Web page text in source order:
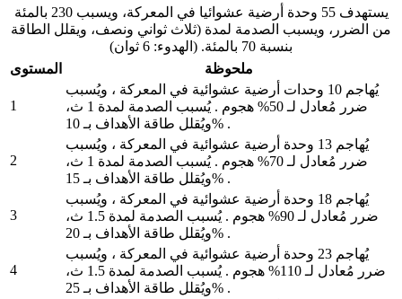
يستهدف 55 وحدة أرضية عشوائيا في المعركة، ويسبب 230 بالمئة
من الضرر، ويسبب الصدمة لمدة (ثلاث ثواني ونصف، ويقلل الطاقة
بنسبة 70 بالمئة. (الهدوء: 6 ثوان)
المستوى
ملحوظة
1
يُهاجم 10 وحدات أرضية عشوائية في المعركة ، ويُسبب
ضرر مُعادل لـ 50% هجوم . يُسبب الصدمة لمدة 1 ث،
ويُقلل طاقة الأهداف بـ 10% .
2
يُهاجم 13 وحدة أرضية عشوائية في المعركة ، ويُسبب
ضرر مُعادل لـ 70% هجوم . يُسبب الصدمة لمدة 1 ث،
ويُقلل طاقة الأهداف بـ 15% .
3
يُهاجم 18 وحدة أرضية عشوائية في المعركة ، ويُسبب
ضرر مُعادل لـ 90% هجوم . يُسبب الصدمة لمدة 1.5 ث،
ويُقلل طاقة الأهداف بـ 20% .
4
يُهاجم 23 وحدة أرضية عشوائية في المعركة ، ويُسبب
ضرر مُعادل لـ 110% هجوم . يُسبب الصدمة لمدة 1.5 ث،
ويُقلل طاقة الأهداف بـ 25% .